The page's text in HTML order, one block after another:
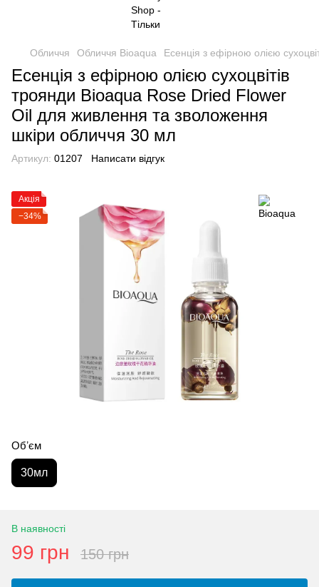
Обличчя Обличчя Bioaqua Есенція з ефірною олією
Есенція з ефірною олією сухоцвітів
троянди Bioaqua Rose Dried Flower
Oil для живлення та зволоження
шкіри обличчя 30 мл
Артикул: 01207 Написати відгук
Акція
−34%
Обʼєм
30мл
В наявності
99 грн 150 грн